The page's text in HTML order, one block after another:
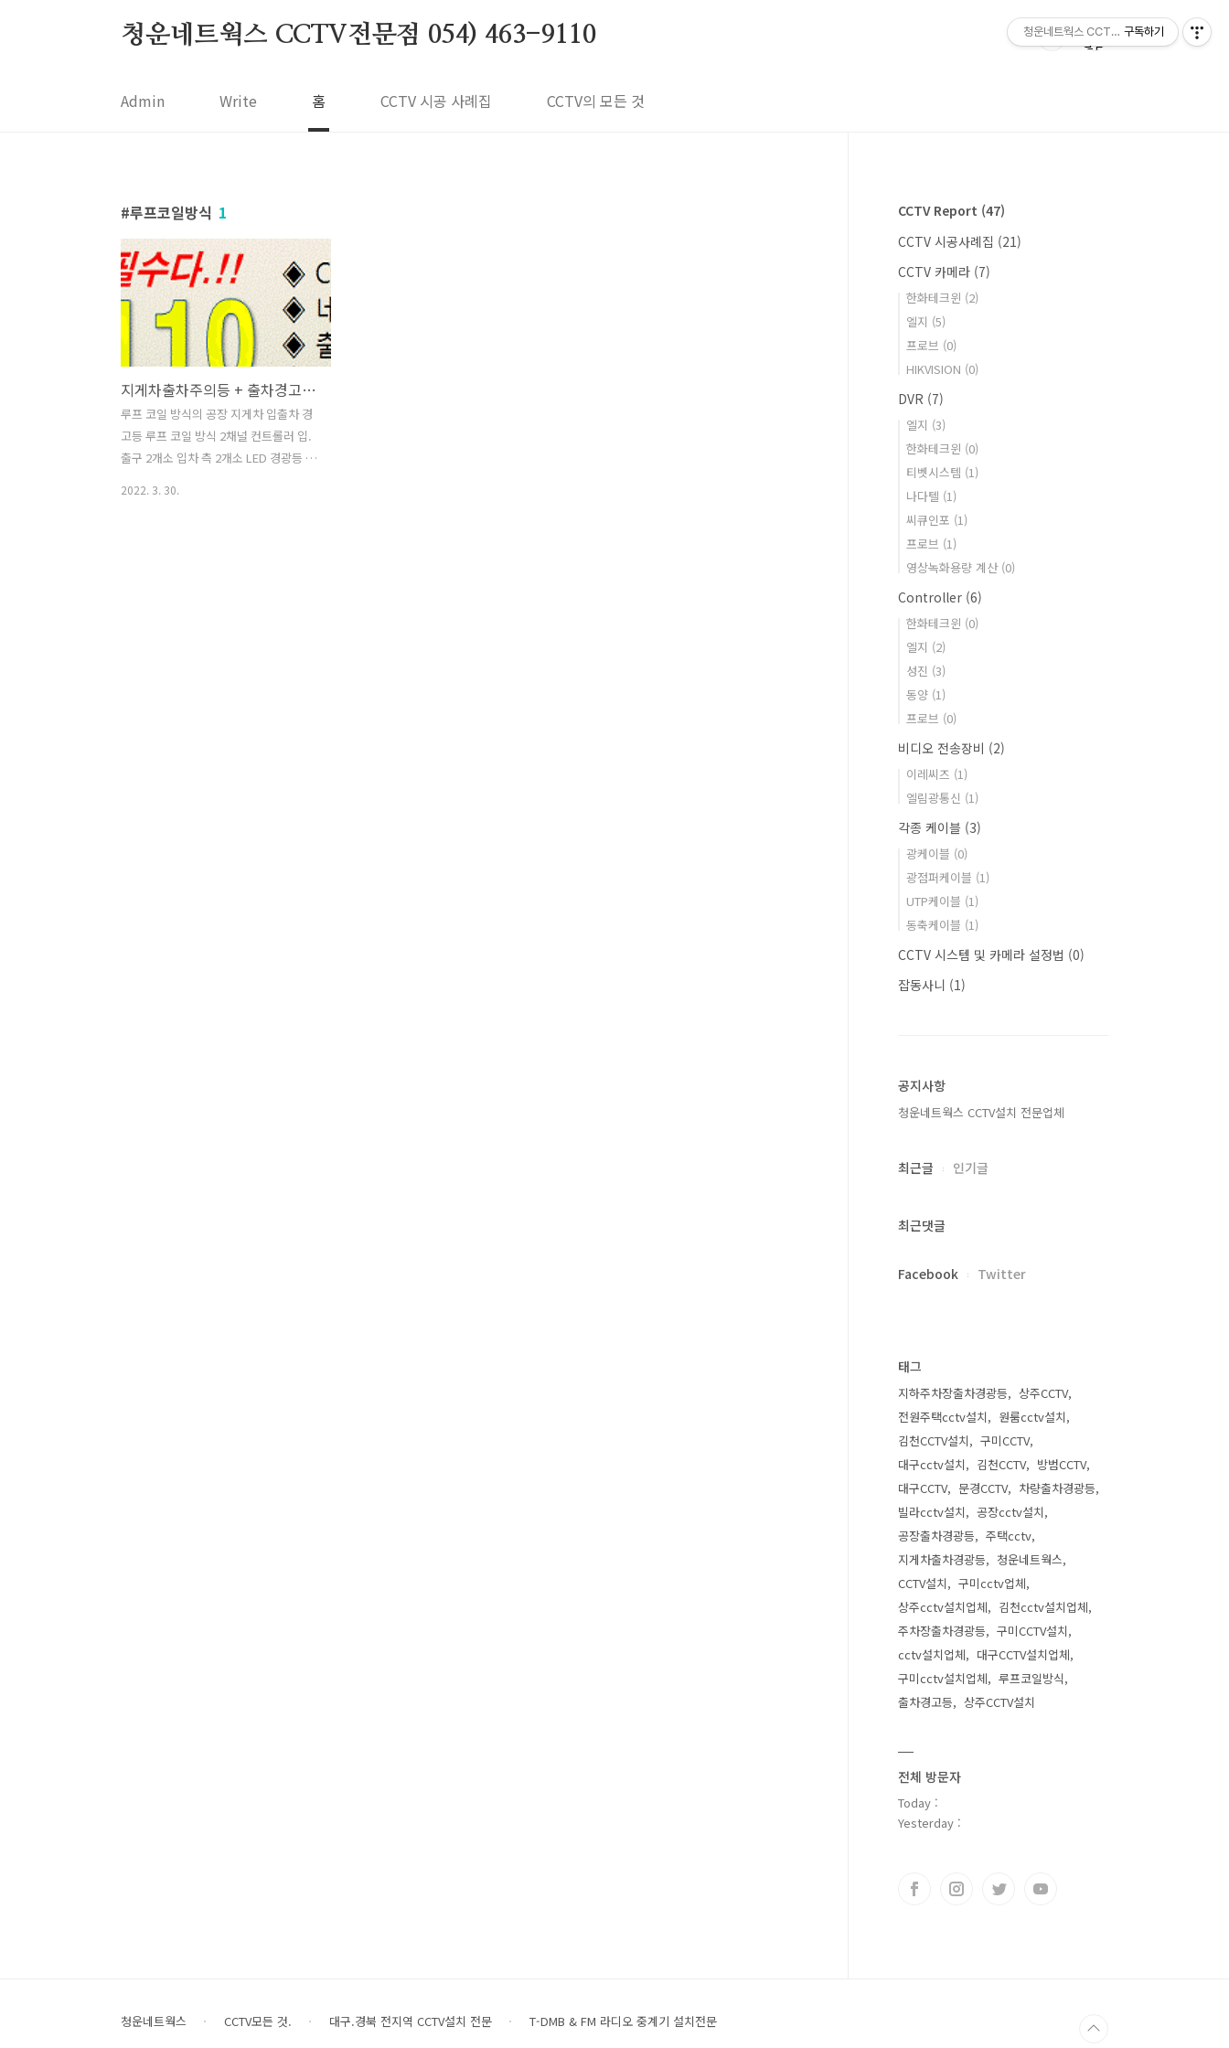
청운네트웍스 CCTV전문점 054) 463-9110
Admin Write 홈 CCTV 시공 사례집 CCTV의 모든 것
루프코일방식 1
지게차출차주의등 + 출차경고등 + 공장출차경광등
루프 코일 방식의 공장 지게차 입출차 경
고등 루프 코일 방식 2채널 컨트롤러 입.
출구 2개소 입차 측 2개소 LED 경광등 및
2022. 3. 30.
CCTV Report (47)
CCTV 시공사례집 (21)
CCTV 카메라 (7)
한화테크윈 (2)
엘지 (5)
프로브 (0)
HIKVISION (0)
DVR (7)
엘지 (3)
한화테크윈 (0)
티벳시스템 (1)
나다텔 (1)
씨큐인포 (1)
프로브 (1)
영상녹화용량 계산 (0)
Controller (6)
한화테크윈 (0)
엘지 (2)
성진 (3)
동양 (1)
프로브 (0)
비디오 전송장비 (2)
이레씨즈 (1)
엘림광통신 (1)
각종 케이블 (3)
광케이블 (0)
광점퍼케이블 (1)
UTP케이블 (1)
동축케이블 (1)
CCTV 시스템 및 카메라 설정법 (0)
잡동사니 (1)
공지사항
청운네트웍스 CCTV설치 전문업체
최근글 인기글
최근댓글
Facebook Twitter
태그
지하주차장출차경광등
상주CCTV
전원주택cctv설치
원룸cctv설치
김천CCTV설치
구미CCTV
대구cctv설치
김천CCTV
방범CCTV
대구CCTV
문경CCTV
차량출차경광등
빌라cctv설치
공장cctv설치
공장출차경광등
주택cctv
지게차출차경광등
청운네트웍스
CCTV설치
구미cctv업체
상주cctv설치업체
김천cctv설치업체
주차장출차경광등
구미CCTV설치
cctv설치업체
대구CCTV설치업체
구미cctv설치업체
루프코일방식
출차경고등
상주CCTV설치
전체 방문자
Today :
Yesterday :
청운네트웍스 CCTV모든 것. 대구.경북 전지역 CCTV설치 전문 T-DMB & FM 라디오 중계기 설치전문
청운네트웍스 CCTV전문점 054) 463-
구독하기